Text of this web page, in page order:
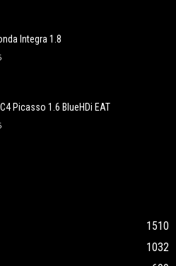
Integra 1.8
Picasso 1.6 BlueHDi EAT
1510
1032